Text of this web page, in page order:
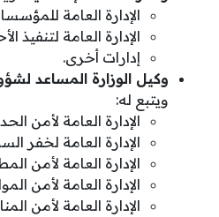
الإدارة العامة
الإدارة العامة لتنفيذ
إدارات أخرى.
وكيل الوزارة المساعد
ويتبع له:
الإدارة العامة لأمن
الإدارة العامة لخفر
الإدارة العامة لأمن
الإدارة العامة لأمن
الإدارة العامة لأمن